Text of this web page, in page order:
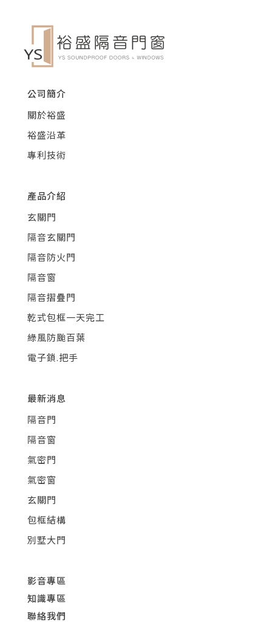
公司簡介
關於裕盛
裕盛沿革
專利技術
產品介紹
玄關門
隔音玄關門
隔音防火門
隔音窗
隔音摺疊門
乾式包框一天完工
綠風防颱百葉
電子鎖.把手
最新消息
隔音門
隔音窗
氣密門
氣密窗
玄關門
包框結構
別墅大門
影音專區
知識專區
聯絡我們